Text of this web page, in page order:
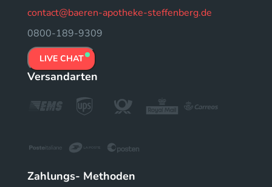
contact@baeren-apotheke-steffenberg.de
0800-189-9309
LIVE CHAT
Versandarten
Zahlungs- Methoden